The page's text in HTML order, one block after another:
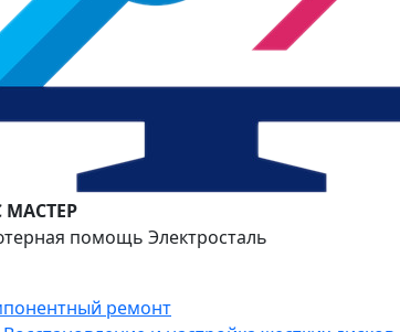
МАСТЕР
помощь Электросталь
ремонт